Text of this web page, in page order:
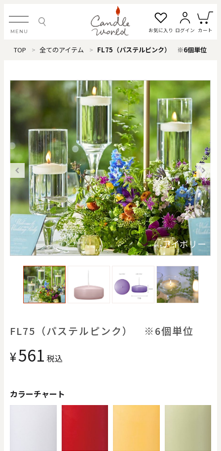
MENU お気に入り ログイン カート
ログイン・新規会員登録
お気に入り一覧 カートを見る
すべてのアイテム
カテゴリから探す
#タグから探す
価格で探す
20000
円
クリア OK
色で探す
TOP 全てのアイテム FL75（パステルピンク） ※6個単位
アイボリー
FL75（パステルピンク） ※6個単位
¥561 税込
カラーチャート